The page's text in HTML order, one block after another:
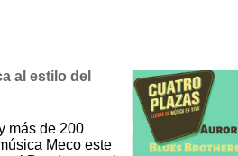
al estilo del
más de 200
Meco este